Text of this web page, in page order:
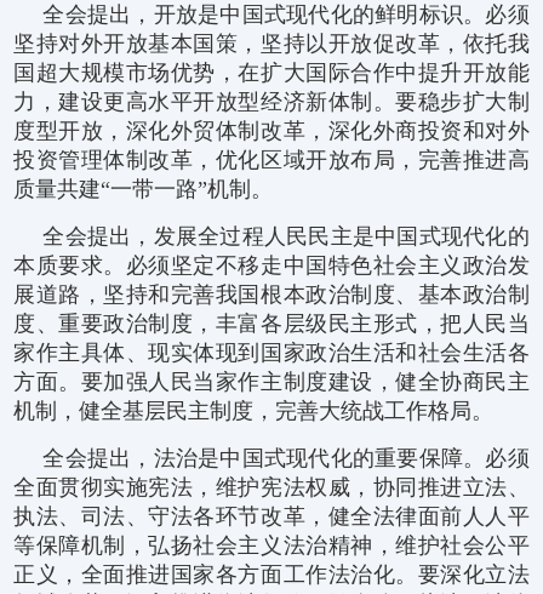
全会提出，开放是中国式现代化的鲜明标识。必须
坚持对外开放基本国策，坚持以开放促改革，依托我
国超大规模市场优势，在扩大国际合作中提升开放能
力，建设更高水平开放型经济新体制。要稳步扩大制
度型开放，深化外贸体制改革，深化外商投资和对外
投资管理体制改革，优化区域开放布局，完善推进高
质量共建“一带一路”机制。
全会提出，发展全过程人民民主是中国式现代化的
本质要求。必须坚定不移走中国特色社会主义政治发
展道路，坚持和完善我国根本政治制度、基本政治制
度、重要政治制度，丰富各层级民主形式，把人民当
家作主具体、现实体现到国家政治生活和社会生活各
方面。要加强人民当家作主制度建设，健全协商民主
机制，健全基层民主制度，完善大统战工作格局。
全会提出，法治是中国式现代化的重要保障。必须
全面贯彻实施宪法，维护宪法权威，协同推进立法、
执法、司法、守法各环节改革，健全法律面前人人平
等保障机制，弘扬社会主义法治精神，维护社会公平
正义，全面推进国家各方面工作法治化。要深化立法